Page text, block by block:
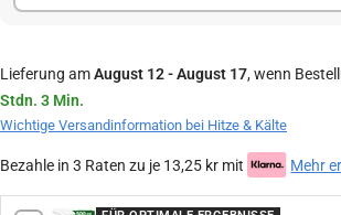
Lieferung amAugust 12 - August 17, wenn
Stdn. 3 Min.
Wichtige Versandinformation bei Hitze & Kälte
Bezahle in 3 Raten zu je 13,25 kr mit Mehr